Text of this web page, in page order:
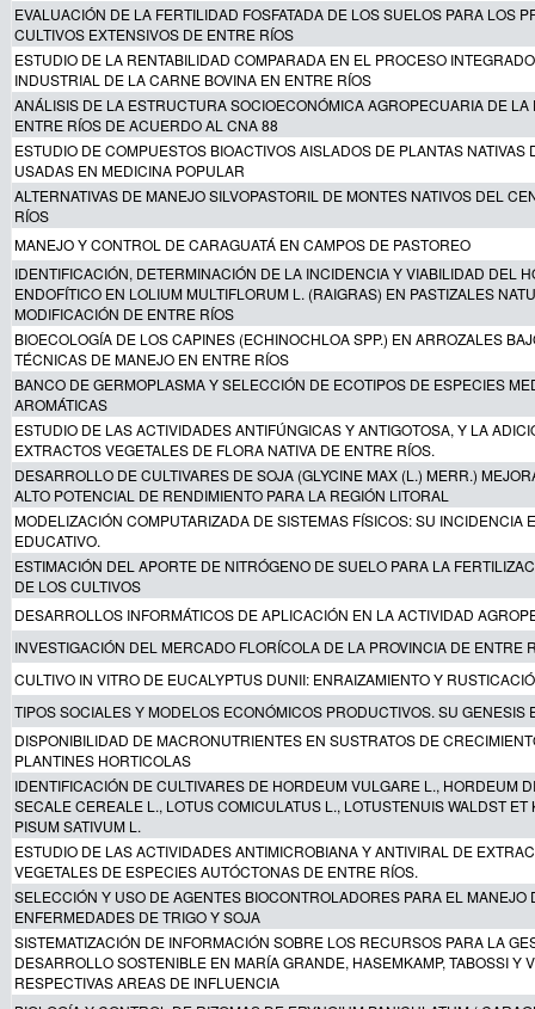
EVALUACIÓN DE LA FERTILIDAD FOSFATADA DE LOS SUELOS PARA LOS
CULTIVOS EXTENSIVOS DE ENTRE RÍOS
ESTUDIO DE LA RENTABILIDAD COMPARADA EN EL PROCESO
INDUSTRIAL DE LA CARNE BOVINA EN ENTRE RÍOS
ANÁLISIS DE LA ESTRUCTURA SOCIOECONÓMICA AGROPECUARIA DE LA
ENTRE RÍOS DE ACUERDO AL CNA 88
ESTUDIO DE COMPUESTOS BIOACTIVOS AISLADOS DE PLANTAS NATIVAS
USADAS EN MEDICINA POPULAR
ALTERNATIVAS DE MANEJO SILVOPASTORIL DE MONTES NATIVOS DEL
RÍOS
MANEJO Y CONTROL DE CARAGUATÁ EN CAMPOS DE PASTOREO
IDENTIFICACIÓN, DETERMINACIÓN DE LA INCIDENCIA Y VIABILIDAD DEL
ENDOFÍTICO EN LOLIUM MULTIFLORUM L. (RAIGRAS) EN PASTIZALES
MODIFICACIÓN DE ENTRE RÍOS
BIOECOLOGÍA DE LOS CAPINES (ECHINOCHLOA SPP.) EN ARROZALES
TÉCNICAS DE MANEJO EN ENTRE RÍOS
BANCO DE GERMOPLASMA Y SELECCIÓN DE ECOTIPOS DE ESPECIES
AROMÁTICAS
ESTUDIO DE LAS ACTIVIDADES ANTIFÚNGICAS Y ANTIGOTOSA, Y LA
EXTRACTOS VEGETALES DE FLORA NATIVA DE ENTRE RÍOS.
DESARROLLO DE CULTIVARES DE SOJA (GLYCINE MAX (L.) MERR.)
ALTO POTENCIAL DE RENDIMIENTO PARA LA REGIÓN LITORAL
MODELIZACIÓN COMPUTARIZADA DE SISTEMAS FÍSICOS: SU INCIDENCIA
EDUCATIVO.
ESTIMACIÓN DEL APORTE DE NITRÓGENO DE SUELO PARA LA
DE LOS CULTIVOS
DESARROLLOS INFORMÁTICOS DE APLICACIÓN EN LA ACTIVIDAD
INVESTIGACIÓN DEL MERCADO FLORÍCOLA DE LA PROVINCIA DE ENTRE
CULTIVO IN VITRO DE EUCALYPTUS DUNII: ENRAIZAMIENTO Y
TIPOS SOCIALES Y MODELOS ECONÓMICOS PRODUCTIVOS. SU GENESIS
DISPONIBILIDAD DE MACRONUTRIENTES EN SUSTRATOS DE
PLANTINES HORTICOLAS
IDENTIFICACIÓN DE CULTIVARES DE HORDEUM VULGARE L., HORDEUM
SECALE CEREALE L., LOTUS COMICULATUS L., LOTUSTENUIS WALDST ET
PISUM SATIVUM L.
ESTUDIO DE LAS ACTIVIDADES ANTIMICROBIANA Y ANTIVIRAL DE
VEGETALES DE ESPECIES AUTÓCTONAS DE ENTRE RÍOS.
SELECCIÓN Y USO DE AGENTES BIOCONTROLADORES PARA EL MANEJO
ENFERMEDADES DE TRIGO Y SOJA
SISTEMATIZACIÓN DE INFORMACIÓN SOBRE LOS RECURSOS PARA LA
DESARROLLO SOSTENIBLE EN MARÍA GRANDE, HASEMKAMP, TABOSSI Y
RESPECTIVAS AREAS DE INFLUENCIA